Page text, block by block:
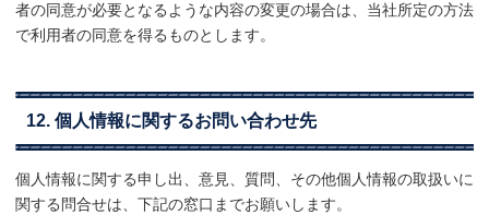
者の同意が必要となるような内容の変更の場合は、当社所定の方法
で利用者の同意を得るものとします。
12. 個人情報に関するお問い合わせ先
個人情報に関する申し出、意見、質問、その他個人情報の取扱いに
関する問合せは、下記の窓口までお願いします。